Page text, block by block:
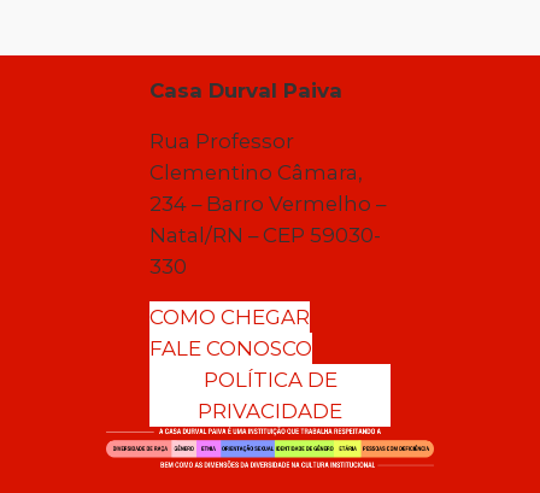
Casa Durval Paiva
Rua Professor
Clementino Câmara,
234 – Barro Vermelho –
Natal/RN – CEP 59030-
330
COMO CHEGAR
FALE CONOSCO
POLÍTICA DE
PRIVACIDADE